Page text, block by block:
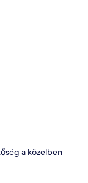
a közelben